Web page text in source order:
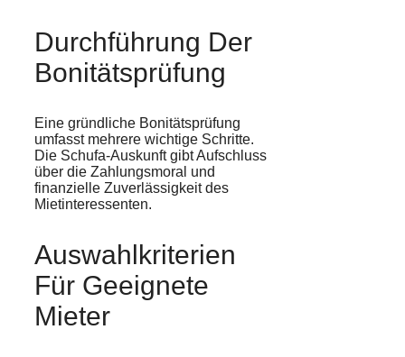
Durchführung Der
Bonitätsprüfung
Eine gründliche Bonitätsprüfung
umfasst mehrere wichtige Schritte.
Die Schufa-Auskunft gibt Aufschluss
über die Zahlungsmoral und
finanzielle Zuverlässigkeit des
Mietinteressenten.
Auswahlkriterien
Für Geeignete
Mieter